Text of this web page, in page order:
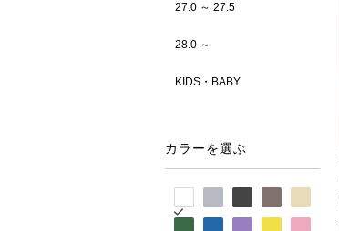
27.0 ～ 27.5
28.0 ～
KIDS・BABY
カラーを選ぶ